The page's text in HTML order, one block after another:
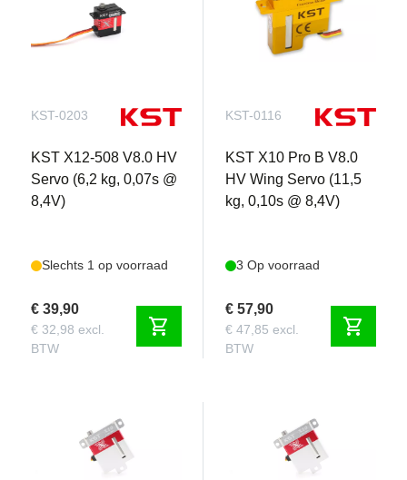
KST-0203
KST X12-508 V8.0 HV
Servo (6,2 kg, 0,07s @
8,4V)
Slechts 1 op voorraad
€ 39,90
€ 32,98 excl.
BTW
shopping_cart
KST-0116
KST X10 Pro B V8.0
HV Wing Servo (11,5
kg, 0,10s @ 8,4V)
3 Op voorraad
€ 57,90
€ 47,85 excl.
BTW
shopping_cart